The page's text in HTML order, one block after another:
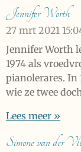
Jennifer Worth
27 mrt 2021
Jennifer Worth
1974 als
pianolerares. In
wie ze twee
Lees meer »
Simone van der